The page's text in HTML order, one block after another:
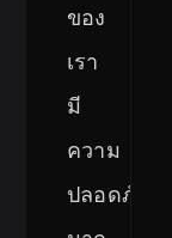
ของ
เรา
มี
ความ
ปลอดภัย